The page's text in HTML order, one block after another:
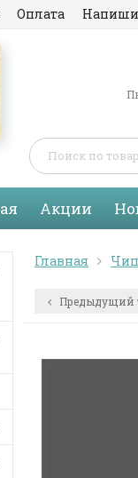
Оплата
Акции
Главная
Предыдущий